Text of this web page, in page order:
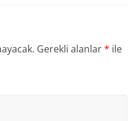
Gerekli alanlar* ile